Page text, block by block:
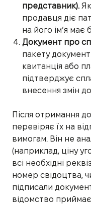
представник).
продавця діє
на його ім’я має
Документ про
пакету
квитанція або
підтверджує
внесення змін
Після отримання
перевіряє їх на
вимогам. Він не
(наприклад, ціну
всі необхідні
номер свідоцтва,
підписали
відомство